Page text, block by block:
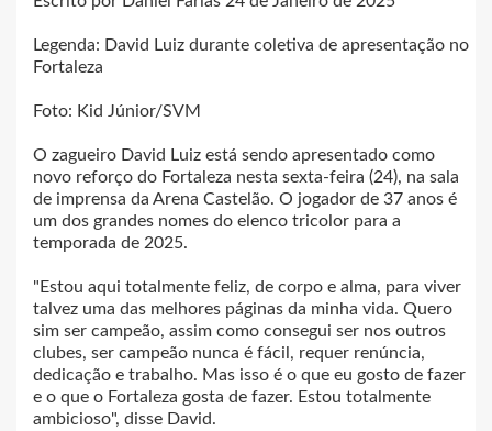
Legenda: David Luiz durante coletiva de apresentação no
Fortaleza
Foto: Kid Júnior/SVM
O zagueiro David Luiz está sendo apresentado como
novo reforço do Fortaleza nesta sexta-feira (24), na sala
de imprensa da Arena Castelão. O jogador de 37 anos é
um dos grandes nomes do elenco tricolor para a
temporada de 2025.
"Estou aqui totalmente feliz, de corpo e alma, para viver
talvez uma das melhores páginas da minha vida. Quero
sim ser campeão, assim como consegui ser nos outros
clubes, ser campeão nunca é fácil, requer renúncia,
dedicação e trabalho. Mas isso é o que eu gosto de fazer
e o que o Fortaleza gosta de fazer. Estou totalmente
ambicioso", disse David.